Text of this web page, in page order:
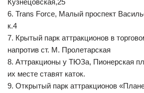
Кузнецовская,25
6. Trans Force, Малый проспект
к.4
7. Крытый парк аттракционов в
напротив ст. М. Пролетарская
8. Аттракционы у ТЮЗа, Пионерская
их месте ставят каток.
9. Открытый парк аттракционов